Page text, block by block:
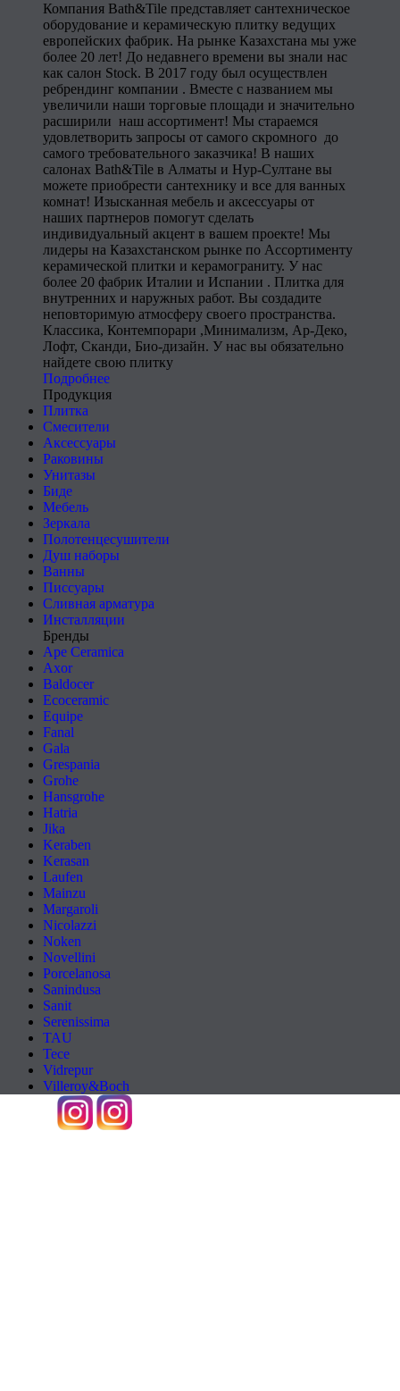
Компания Bath&Tile представляет сантехническое
оборудование и керамическую плитку ведущих
европейских фабрик. На рынке Казахстана мы уже
более 20 лет! До недавнего времени вы знали нас
как салон Stock. В 2017 году был осуществлен
ребрендинг компании . Вместе с названием мы
увеличили наши торговые площади и значительно
расширили наш ассортимент! Мы стараемся
удовлетворить запросы от самого скромного до
самого требовательного заказчика! В наших
салонах Bath&Tile в Алматы и Нур-Султане вы
можете приобрести сантехнику и все для ванных
комнат! Изысканная мебель и аксессуары от
наших партнеров помогут сделать
индивидуальный акцент в вашем проекте! Мы
лидеры на Казахстанском рынке по Ассортименту
керамической плитки и керамограниту. У нас
более 20 фабрик Италии и Испании . Плитка для
внутренних и наружных работ. Вы создадите
неповторимую атмосферу своего пространства.
Классика, Контемпорари ,Минимализм, Ар-Деко,
Лофт, Сканди, Био-дизайн. У нас вы обязательно
найдете свою плитку
Подробнее
Продукция
Плитка
Смесители
Аксессуары
Раковины
Унитазы
Биде
Мебель
Зеркала
Полотенцесушители
Душ наборы
Ванны
Писсуары
Сливная арматура
Инсталляции
Бренды
Ape Ceramica
Axor
Baldocer
Ecoceramic
Equipe
Fanal
Gala
Grespania
Grohe
Hansgrohe
Hatria
Jika
Keraben
Kerasan
Laufen
Mainzu
Margaroli
Nicolazzi
Noken
Novellini
Porcelanosa
Sanindusa
Sanit
Serenissima
TAU
Tece
Vidrepur
Villeroy&Boch